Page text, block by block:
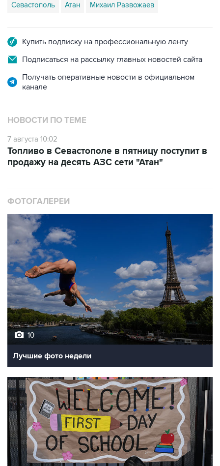
Севастополь Атан Михаил Развожаев
Купить подписку на профессиональную ленту
Подписаться на рассылку главных новостей сайта
Получать оперативные новости в официальном
канале
НОВОСТИ ПО ТЕМЕ
7 августа 10:02
Топливо в Севастополе в пятницу поступит в
продажу на десять АЗС сети "Атан"
ФОТОГАЛЕРЕИ
10
Лучшие фото недели